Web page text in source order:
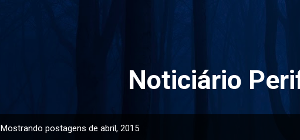
Noticiário
Mostrando postagens de abril, 2015